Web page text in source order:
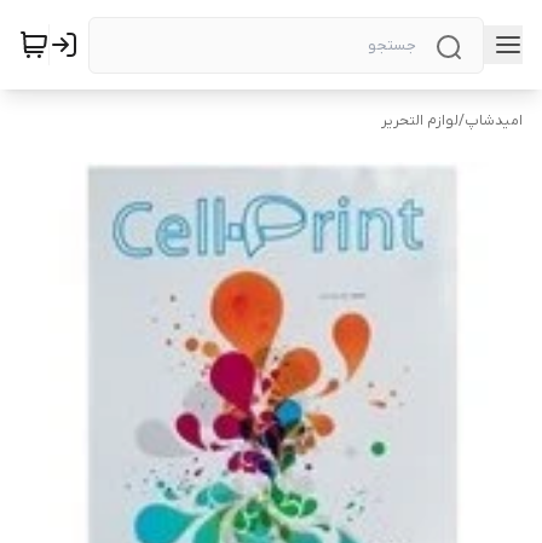
امیدشاپ/لوازم التحریر